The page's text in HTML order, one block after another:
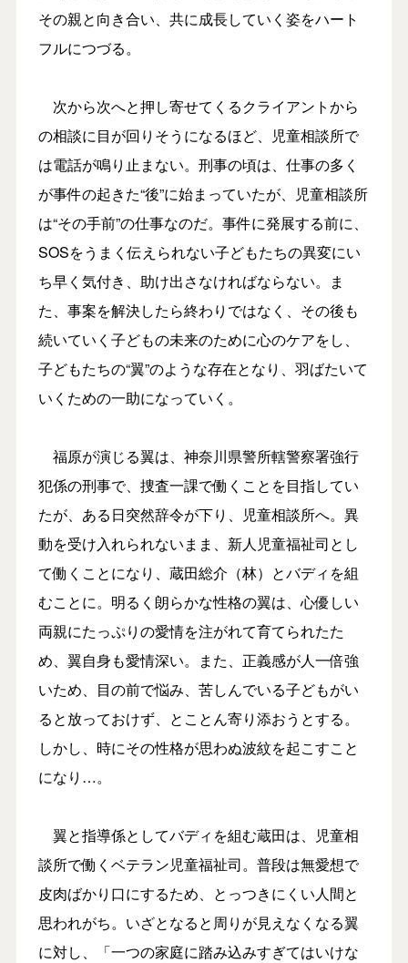
その親と向き合い、共に成長していく姿をハート
フルにつづる。
次から次へと押し寄せてくるクライアントから
の相談に目が回りそうになるほど、児童相談所で
は電話が鳴り止まない。刑事の頃は、仕事の多く
が事件の起きた“後”に始まっていたが、児童相談所
は“その手前”の仕事なのだ。事件に発展する前に、
SOSをうまく伝えられない子どもたちの異変にい
ち早く気付き、助け出さなければならない。ま
た、事案を解決したら終わりではなく、その後も
続いていく子どもの未来のために心のケアをし、
子どもたちの“翼”のような存在となり、羽ばたいて
いくための一助になっていく。
福原が演じる翼は、神奈川県警所轄警察署強行
犯係の刑事で、捜査一課で働くことを目指してい
たが、ある日突然辞令が下り、児童相談所へ。異
動を受け入れられないまま、新人児童福祉司とし
て働くことになり、蔵田総介（林）とバディを組
むことに。明るく朗らかな性格の翼は、心優しい
両親にたっぷりの愛情を注がれて育てられたた
め、翼自身も愛情深い。また、正義感が人一倍強
いため、目の前で悩み、苦しんでいる子どもがい
ると放っておけず、とことん寄り添おうとする。
しかし、時にその性格が思わぬ波紋を起こすこと
になり…。
翼と指導係としてバディを組む蔵田は、児童相
談所で働くベテラン児童福祉司。普段は無愛想で
皮肉ばかり口にするため、とっつきにくい人間と
思われがち。いざとなると周りが見えなくなる翼
に対し、「一つの家庭に踏み込みすぎてはいけな